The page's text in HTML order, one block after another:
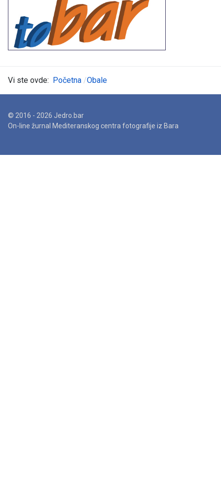
Vi ste ovde: Početna Obale
© 2016 - 2026 Jedro.bar
On-line žurnal Mediteranskog centra fotografije iz Bara